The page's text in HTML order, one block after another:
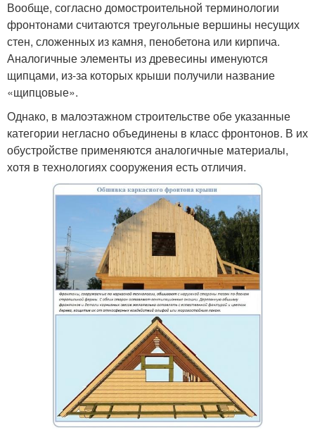
Вообще, согласно домостроительной терминологии
фронтонами считаются треугольные вершины несущих
стен, сложенных из камня, пенобетона или кирпича.
Аналогичные элементы из древесины именуются
щипцами, из-за которых крыши получили название
«щипцовые».
Однако, в малоэтажном строительстве обе указанные
категории негласно объединены в класс фронтонов. В их
обустройстве применяются аналогичные материалы,
хотя в технологиях сооружения есть отличия.